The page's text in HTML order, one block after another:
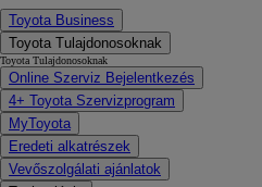
Toyota Business
Toyota Tulajdonosoknak
Toyota Tulajdonosoknak
Online Szerviz Bejelentkezés
4+ Toyota Szervizprogram
MyToyota
Eredeti alkatrészek
Vevőszolgálati ajánlatok